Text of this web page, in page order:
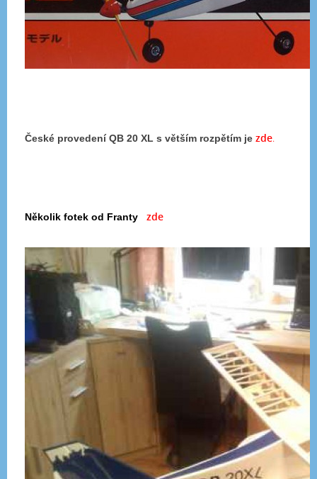
České provedení QB 20 XL s větším rozpětím je zde.
Několik fotek od Franty zde